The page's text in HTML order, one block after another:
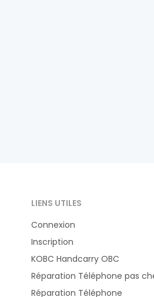
LIENS UTILES
Connexion
Inscription
KOBC Handcarry OBC
Réparation Téléphone pas
Réparation Téléphone